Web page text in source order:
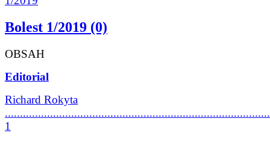
Bolest 1/2019 (0)
OBSAH
Editorial
Richard Rokyta
1